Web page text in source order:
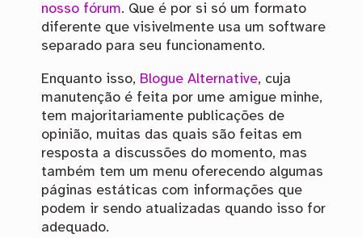
nosso fórum. Que é por si só um formato
diferente que visivelmente usa um software
separado para seu funcionamento.
Enquanto isso, Blogue Alternative, cuja
manutenção é feita por ume amigue minhe,
tem majoritariamente publicações de
opinião, muitas das quais são feitas em
resposta a discussões do momento, mas
também tem um menu oferecendo algumas
páginas estáticas com informações que
podem ir sendo atualizadas quando isso for
adequado.